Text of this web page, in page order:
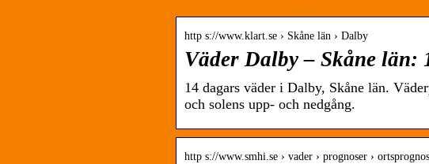
http s://www.klart.se › Skåne län › Dalby
Väder Dalby – Skåne län:
14 dagars väder i Dalby, Skåne län.
och solens upp- och nedgång.
http s://www.smhi.se › vader › prognoser ›